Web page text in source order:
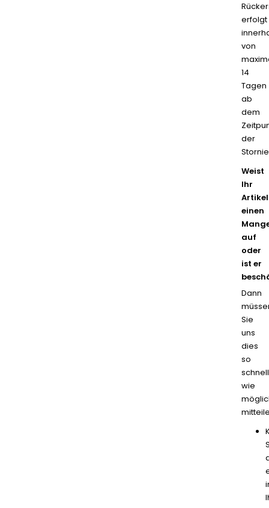
erfolgt
von
14
Tagen
ab
dem
der
Weist
Ihr
Artikel
einen
auf
oder
ist er
Dann
Sie
uns
dies
so
schnell
wie